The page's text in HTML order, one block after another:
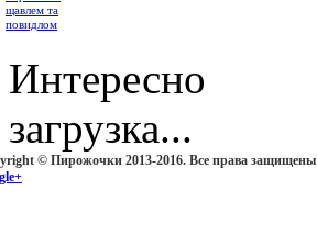
Интересно
загрузка...
© Пирожочки 2013-2016. Все права защищены